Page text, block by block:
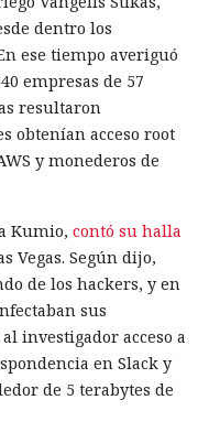
de HUMAN, perfiles
rápidamente
intentaron dirigir
y un guion
comercial mediante
de puesta en
gastos iniciales y
Una opción más
pero cuesta
teléfonos en la nube,
comunicación.
delictivo, sino a
de un
dentro los
ese tiempo averiguó
empresas de 57
resultaron
obtenían acceso root
y monederos de
Kumio, contó su halla
Vegas. Según dijo,
de los hackers, y en
sus
investigador acceso a
en Slack y
de 5 terabytes de